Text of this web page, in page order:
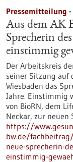
Pressemitteilung -
Aus dem AK
Sprecherin
einstimmig
Der Arbeitskreis
seiner Sitzung auf
Wiesbaden das
Jahre. Einstimmig
von BioRN, dem
Neckar, zur neuen
https://
bw.de/
neue-sprecherin-
einstimmig-